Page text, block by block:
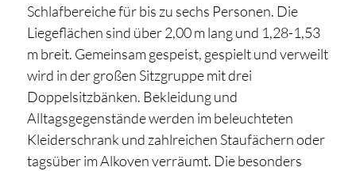
Schlafbereiche für bis zu sechs Personen. Die
Liegeflächen sind über 2,00 m lang und 1,28-1,53
m breit. Gemeinsam gespeist, gespielt und verweilt
wird in der großen Sitzgruppe mit drei
Doppelsitzbänken. Bekleidung und
Alltagsgegenstände werden im beleuchteten
Kleiderschrank und zahlreichen Staufächern oder
tagsüber im Alkoven verräumt. Die besonders